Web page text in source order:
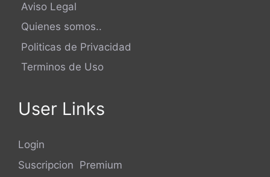
Aviso Legal
Quienes somos..
Politicas de Privacidad
Terminos de Uso
User Links
Login
Suscripcion Premium